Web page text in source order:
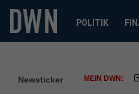
POLITIK
Newsticker MEIN DWN: